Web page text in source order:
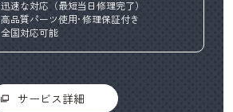
迅速な対応（最短当日修理完了）
高品質パーツ使用 修理保証付き
全国対応可能
サービス詳細